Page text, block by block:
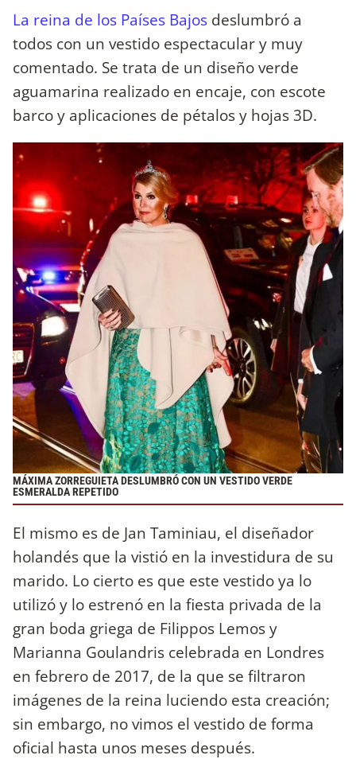
La reina de los Países Bajos deslumbró a
todos con un vestido espectacular y muy
comentado. Se trata de un diseño verde
aguamarina realizado en encaje, con escote
barco y aplicaciones de pétalos y hojas 3D.
MÁXIMA ZORREGUIETA DESLUMBRÓ CON UN VESTIDO VERDE
ESMERALDA REPETIDO
El mismo es de Jan Taminiau, el diseñador
holandés que la vistió en la investidura de su
marido. Lo cierto es que este vestido ya lo
utilizó y lo estrenó en la fiesta privada de la
gran boda griega de Filippos Lemos y
Marianna Goulandris celebrada en Londres
en febrero de 2017, de la que se filtraron
imágenes de la reina luciendo esta creación;
sin embargo, no vimos el vestido de forma
oficial hasta unos meses después.